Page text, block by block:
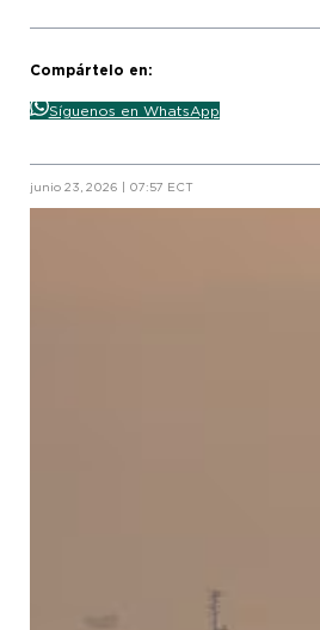
Compártelo en:
Síguenos en WhatsApp
junio 23, 2026 | 07:57 ECT